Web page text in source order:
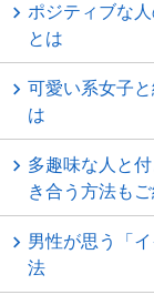
ポジティブな
とは
可愛い系女子
は
多趣味な人と
き合う方法も
男性が思う「
法